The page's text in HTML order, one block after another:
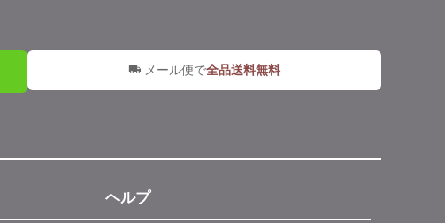
メール便で全品送料無料
ヘルプ